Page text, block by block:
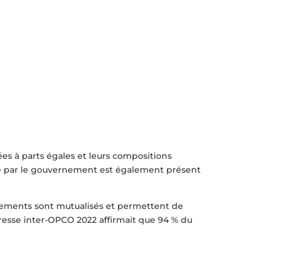
à parts égales et leurs compositions
par le gouvernement est également présent
sont mutualisés et permettent de
inter-OPCO 2022 affirmait que 94 % du